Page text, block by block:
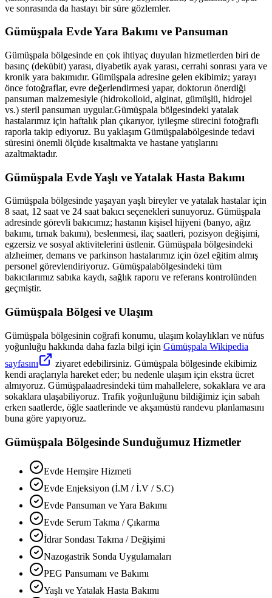
ve sonrasında da hastayı bir süre gözlemler.
Gümüşpala Evde Yara Bakımı ve Pansuman
Gümüşpala bölgesinde en çok ihtiyaç duyulan hizmetlerden biri de
basınç (dekübit) yarası, diyabetik ayak yarası, cerrahi sonrası yara ve
kronik yara bakımıdır. Gümüşpala adresine gelen ekibimiz; yarayı
önce fotoğraflar, evre değerlendirmesi yapar, doktorun önerdiği
pansuman malzemesiyle (hidrokolloid, alginat, gümüşlü, hidrojel
vs.) steril pansuman uygular.Gümüşpala bölgesindeki yatalak
hastalarımız için haftalık plan çıkarıyor, iyileşme sürecini fotoğraflı
raporla takip ediyoruz. Bu yaklaşım Gümüşpalabölgesinde tedavi
süresini önemli ölçüde kısaltmakta ve hastane yatışlarını
azaltmaktadır.
Gümüşpala Evde Yaşlı ve Yatalak Hasta Bakımı
Gümüşpala bölgesinde yaşayan yaşlı bireyler ve yatalak hastalar için
8 saat, 12 saat ve 24 saat bakıcı seçenekleri sunuyoruz. Gümüşpala
adresinde görevli bakıcımız; hastanın kişisel hijyeni (banyo, ağız
bakımı, tırnak bakımı), beslenmesi, ilaç saatleri, pozisyon değişimi,
egzersiz ve sosyal aktivitelerini üstlenir. Gümüşpala bölgesindeki
alzheimer, demans ve parkinson hastalarımız için özel eğitim almış
personel görevlendiriyoruz. Gümüşpalabölgesindeki tüm
bakıcılarımız sabıka kaydı, sağlık raporu ve referans kontrolünden
geçmiştir.
Gümüşpala Bölgesi ve Ulaşım
Gümüşpala bölgesinin coğrafi konumu, ulaşım kolaylıkları ve nüfus
yoğunluğu hakkında daha fazla bilgi için Gümüşpala Wikipedia
sayfasını
ziyaret edebilirsiniz. Gümüşpala bölgesinde ekibimiz
kendi araçlarıyla hareket eder; bu nedenle ulaşım için ekstra ücret
almıyoruz. Gümüşpalaadresindeki tüm mahallelere, sokaklara ve ara
sokaklara ulaşabiliyoruz. Trafik yoğunluğunu bildiğimiz için sabah
erken saatlerde, öğle saatlerinde ve akşamüstü randevu planlamasını
buna göre yapıyoruz.
Gümüşpala Bölgesinde Sunduğumuz Hizmetler
Evde Hemşire Hizmeti
Evde Enjeksiyon (İ.M / İ.V / S.C)
Evde Pansuman ve Yara Bakımı
Evde Serum Takma / Çıkarma
İdrar Sondası Takma / Değişimi
Nazogastrik Sonda Uygulamaları
PEG Pansumanı ve Bakımı
Yaşlı ve Yatalak Hasta Bakımı